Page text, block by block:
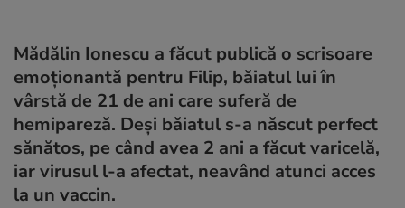
Mădălin Ionescu a făcut publică o scrisoare
emoționantă pentru Filip, băiatul lui în
vârstă de 21 de ani care suferă de
hemipareză. Deși băiatul s-a născut perfect
sănătos, pe când avea 2 ani a făcut varicelă,
iar virusul l-a afectat, neavând atunci acces
la un vaccin.